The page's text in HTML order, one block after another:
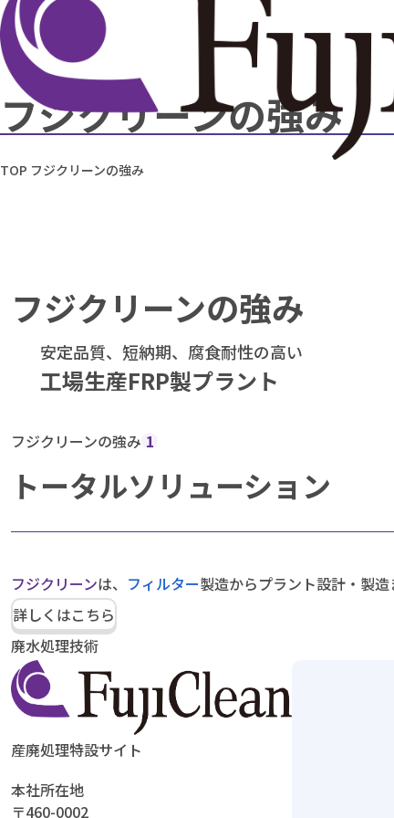
フジクリーンの強み
TOP フジクリーンの強み
フジクリーンの強み
安定品質、短納期、腐食耐性の高い
工場生産FRP製プラント
フジクリーンの強み 1
トータルソリューション
フジクリーンは、 フィルター製造からプラント設計・製造
詳しくはこちら
廃水処理技術
産廃処理特設サイト
本社所在地
〒460-0002